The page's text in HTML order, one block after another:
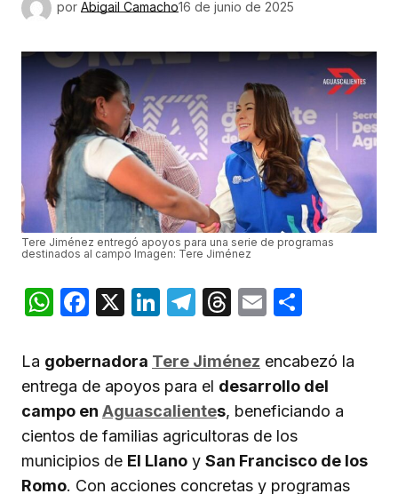
por Abigail Camacho16 de junio de 2025
Tere Jiménez entregó apoyos para una serie de programas
destinados al campo Imagen: Tere Jiménez
WhatsApp
Facebook
X LinkedIn
Telegram
Threads
Email
La gobernadora Tere Jiménez encabezó la
entrega de apoyos para el desarrollo del
campo en Aguascalientes, beneficiando a
cientos de familias agricultoras de los
municipios de El Llano y San Francisco de los
Romo. Con acciones concretas y programas